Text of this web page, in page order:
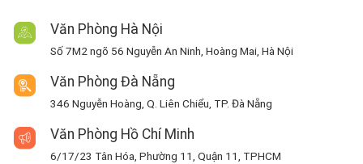
Văn Phòng Hà Nội
Số 7M2 ngõ 56 Nguyễn An Ninh, Hoàng Mai, Hà Nội
Văn Phòng Đà Nẵng
346 Nguyễn Hoàng, Q. Liên Chiểu, TP. Đà Nẵng
Văn Phòng Hồ Chí Minh
6/17/23 Tân Hóa, Phường 11, Quận 11, TPHCM